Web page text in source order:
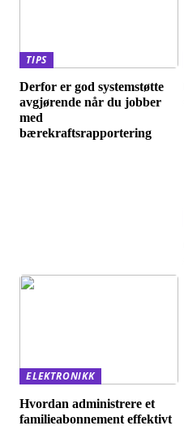
TIPS
Derfor er god systemstøtte
avgjørende når du jobber
med
bærekraftsrapportering
ELEKTRONIKK
Hvordan administrere et
familieabonnement effektivt